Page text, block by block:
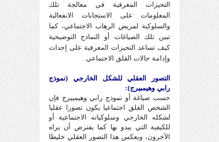
التحيزات المعرفية في معالجة تلك
المعلومات على الاستجابات الانفعالية
والسلوكية لمريض الرهاب الاجتماعي، كما
تبين تلك الصياغات أو النماذج التوضيحية
كيف تساعد التحيزات المعرفية على إحداث
وإدامة حالات القلق الاجتماعي.
التصور العقلي للشكل الخارجي (نموذج
رابي وهيمبيرج):
حسب صياغة أو نموذج رابي وهيمبيرج فإن
الشخص القلق اجتماعيا يكون تصورا عقليا
لشكله الخارجي وسلوكياته الاجتماعية أو
للكيفية التي يبدو بها كما يفترض أن يراه
الآخرون، ويعكس هذا التصور العقلي خليطا